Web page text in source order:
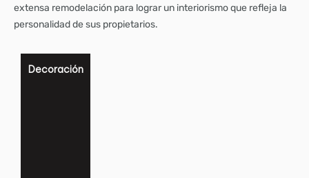
extensa remodelación para lograr un interiorismo que refleja la
personalidad de sus propietarios.
Decoración